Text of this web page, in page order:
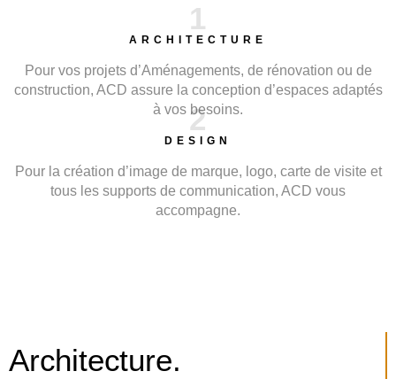
1
ARCHITECTURE
Pour vos projets d’Aménagements, de rénovation ou de
construction, ACD assure la conception d’espaces adaptés
à vos besoins.
2
DESIGN
Pour la création d’image de marque, logo, carte de visite et
tous les supports de communication, ACD vous
accompagne.
Architecture.